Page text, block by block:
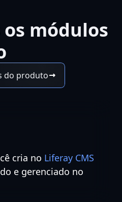
módulos
do produto
cria no Liferay CMS
e gerenciado no